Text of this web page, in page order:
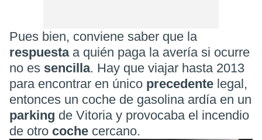
Pues bien, conviene saber que la
respuesta a quién paga la avería si ocurre
no es sencilla. Hay que viajar hasta 2013
para encontrar en único precedente legal,
entonces un coche de gasolina ardía en un
parking de Vitoria y provocaba el incendio
de otro coche cercano.